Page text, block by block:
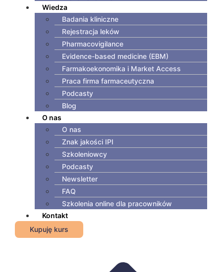
Wiedza
Badania kliniczne
Rejestracja leków
Pharmacovigilance
Evidence-based medicine (EBM)
Farmakoekonomika i Market Access
Praca firma farmaceutyczna
Podcasty
Blog
O nas
O nas
Znak jakości IPI
Szkoleniowcy
Podcasty
Newsletter
FAQ
Szkolenia online dla pracowników
Kontakt
Kupuję kurs